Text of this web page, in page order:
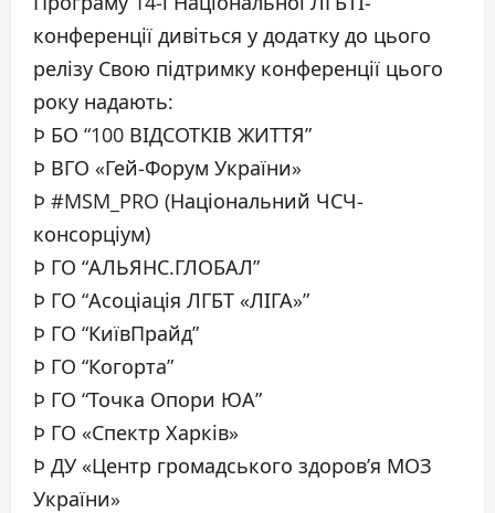
конференції дивіться у додатку до цього
релізу Свою підтримку конференції цього
року надають:
Þ БО “100 ВІДСОТКІВ ЖИТТЯ”
Þ ВГО «Гей-Форум України»
Þ #MSM_PRO (Національний ЧСЧ-
консорціум)
Þ ГО “АЛЬЯНС.ГЛОБАЛ”
Þ ГО “Асоціація ЛГБТ «ЛІГА»”
Þ ГО “КиївПрайд”
Þ ГО “Когорта”
Þ ГО “Точка Опори ЮА”
Þ ГО «Спектр Харків»
Þ ДУ «Центр громадського здоров’я МОЗ
України»